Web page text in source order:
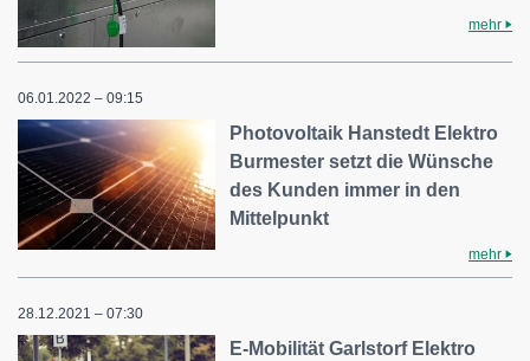
mehr
06.01.2022 – 09:15
Photovoltaik Hanstedt Elektro
Burmester setzt die Wünsche
des Kunden immer in den
Mittelpunkt
mehr
28.12.2021 – 07:30
E-Mobilität Garlstorf Elektro